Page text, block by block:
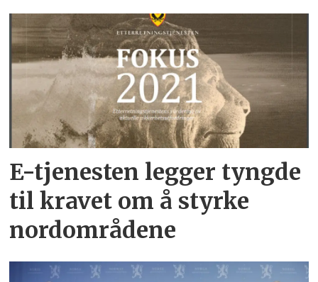
E-tjenesten legger tyngde
til kravet om å styrke
nordområdene